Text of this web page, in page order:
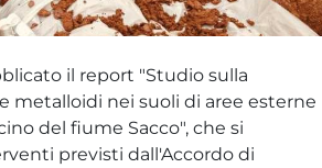
il report "Studio sulla
metalloidi nei suoli di aree esterne
del fiume Sacco", che si
previsti dall'Accordo di